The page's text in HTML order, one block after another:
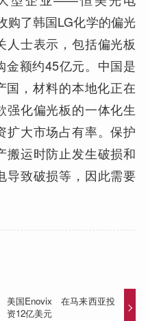
购了韩国LG化学的偏光
人士表示，包括偏光板
金额约45亿元。中国是
国，材料的本地化正在
强化偏光板的一体化生
扩大市场占有率。保护
搬运时防止发生破损和
导致破损等，因此需要
美国Enovix 在马来西亚投
资12亿美元